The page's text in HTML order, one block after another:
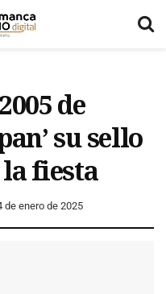
de
su sello
fiesta
de enero de 2025